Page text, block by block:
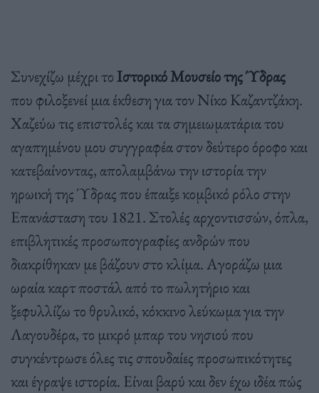
Συνεχίζω μέχρι τοΙστορικό Μουσείο της Ύδρας
που φιλοξενεί μια έκθεση για τον Νίκο Καζαντζάκη.
Χαζεύω τις επιστολές και τα σημειωματάρια του
αγαπημένου μου συγγραφέα στον δεύτερο όροφο και
κατεβαίνοντας, απολαμβάνω την ιστορία την
ηρωική της Ύδρας που έπαιξε κομβικό ρόλο στην
Επανάσταση του 1821. Στολές αρχοντισσών, όπλα,
επιβλητικές προσωπογραφίες ανδρών που
διακρίθηκαν με βάζουν στο κλίμα. Αγοράζω μια
ωραία καρτ ποστάλ από το πωλητήριο και
ξεφυλλίζω το θρυλικό, κόκκινο λεύκωμα για την
Λαγουδέρα, το μικρό μπαρ του νησιού που
συγκέντρωσε όλες τις σπουδαίες προσωπικότητες
και έγραψε ιστορία. Είναι βαρύ και δεν έχω ιδέα πώς